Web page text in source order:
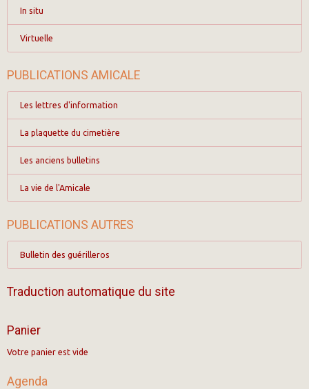
In situ
Virtuelle
PUBLICATIONS AMICALE
Les lettres d'information
La plaquette du cimetière
Les anciens bulletins
La vie de l'Amicale
PUBLICATIONS AUTRES
Bulletin des guérilleros
Traduction automatique du site
Panier
Votre panier est vide
Agenda